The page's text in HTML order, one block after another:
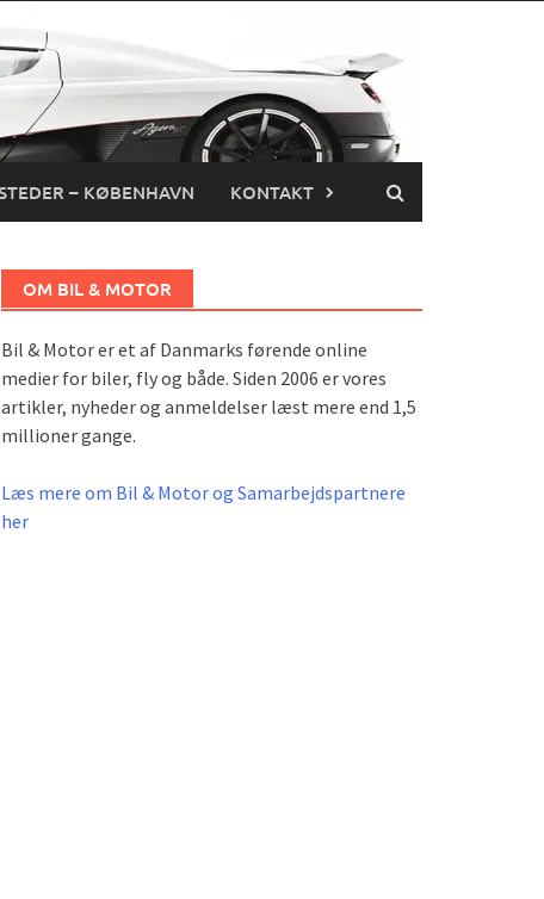
– KØBENHAVN KONTAKT
OM BIL & MOTOR
Bil & Motor er et af Danmarks førende online
medier for biler, fly og både. Siden 2006 er vores
artikler, nyheder og anmeldelser læst mere end 1,5
millioner gange.
Læs mere om Bil & Motor og Samarbejdspartnere
her